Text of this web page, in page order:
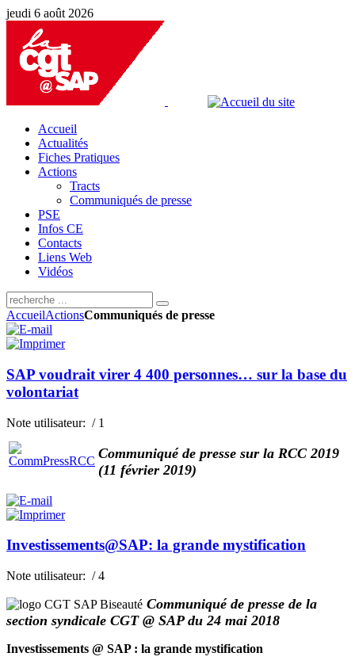
jeudi 6 août 2026
Accueil
Actualités
Fiches Pratiques
Actions
Tracts
Communiqués de presse
PSE
Infos CE
Contacts
Liens Web
Vidéos
AccueilActionsCommuniqués de presse
SAP voudrait virer 4 400 personnes… sur la base du
volontariat
Note utilisateur: / 1
Communiqué de presse sur la RCC 2019
(11 février 2019)
Investissements@SAP: la grande mystification
Note utilisateur: / 4
Communiqué de presse de la
section syndicale CGT @ SAP du 24 mai 2018
Investissements @ SAP : la grande mystification